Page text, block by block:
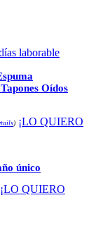
laborable
Oídos
) ¡LO QUIERO
único
¡LO QUIERO